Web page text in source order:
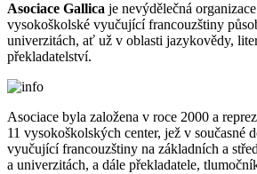
Asociace Gallica je nevýdělečná
vysokoškolské vyučující francouzštiny
univerzitách, ať už v oblasti jazykovědy,
překladatelství.
Asociace byla založena v roce 2000 a
11 vysokoškolských center, jež v současné
vyučující francouzštiny na základních a
a univerzitách, a dále překladatele,